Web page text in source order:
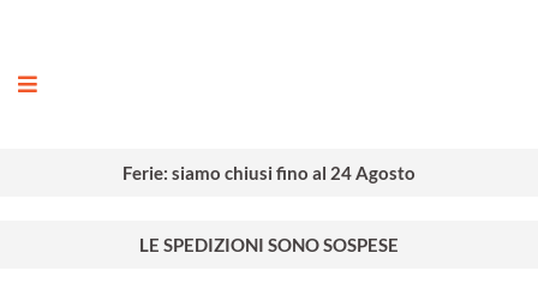
Ferie: siamo chiusi fino al 24 Agosto
LE SPEDIZIONI SONO SOSPESE